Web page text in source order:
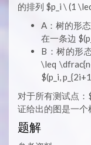
的排列 $p_i \ (1
A：树的形
在一条边
B：树的形
\leq
$(p_i,
对于所有测试点：
证给出的图是一个
题解